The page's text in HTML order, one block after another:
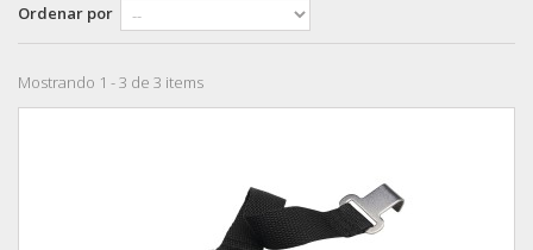
Ordenar por
Mostrando 1 - 3 de 3 items